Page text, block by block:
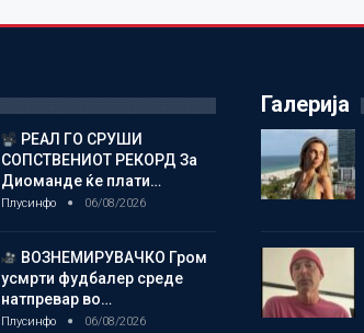
РЕАЛ ГО СРУШИ
СОПСТВЕНИОТ РЕКОРД За
Диоманде ќе плати…
Плусинфо 06/08/2026
ВОЗНЕМИРУВАЧКО Гром
усмрти фудбалер среде
натпревар во…
Плусинфо 06/08/2026
Галерија